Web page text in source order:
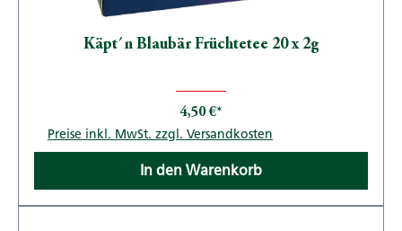
Käpt´n Blaubär Früchtetee 20 x 2g
4,50 €*
Preise inkl. MwSt. zzgl. Versandkosten
In den Warenkorb